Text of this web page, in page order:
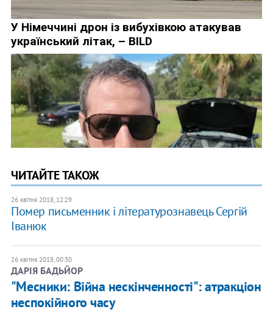
ЧИТАЙТЕ ТАКОЖ
26 квітня 2018, 12:29
Помер письменник і літературознавець Сергій
Іванюк
26 квітня 2018, 00:30
ДАРІЯ БАДЬЙОР
"Месники: Війна нескінченності": атракціон
неспокійного часу